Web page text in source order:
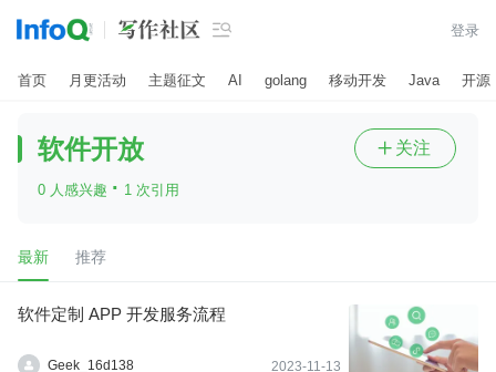
 登录
首页 月更活动 主题征文 AI golang 移动开发 Java 开源
软件开放
0 人感兴趣 · 1 次引用
 关注
最新 推荐
软件定制 APP 开发服务流程
Geek_16d138 2023-11-13